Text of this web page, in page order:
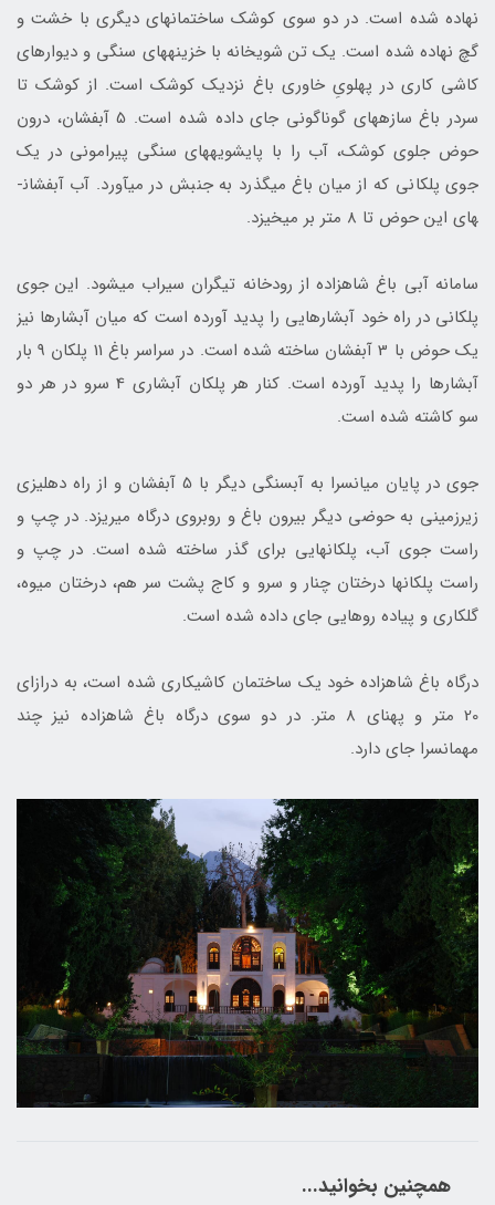
نهاده شده است. در دو سوی کوشک ساختمان­های دیگری با خشت و
گچ نهاده شده است. یک تن‌ شوی­خانه با خزینههای سنگی و دیوارهای
کاشی کاری در پهلویِ خاوری باغ نزدیک کوشک است. از کوشک تا
سردر باغ سازه­های گوناگونی جای داده شده است. 5 آبفشان، درون
حوض جلوی کوشک، آب را با پایشویه­های سنگی پیرامونی در یک
جوی پلکانی که از میان باغ می­گذرد به جنبش در می­آورد. آب آبفشان­
های این حوض تا 8 متر بر می­خیزد.
سامانه آبی باغ شاهزاده از رودخانه تیگران سیراب می­شود. این جوی
پلکانی در راه خود آبشارهایی را پدید آورده است که میان آبشارها نیز
یک حوض با 3 آبفشان ساخته شده است. در سراسر باغ 11 پلکان 9 بار
آبشارها را پدید آورده است. کنار هر پلکان آبشاری 4 سرو در هر دو
سو کاشته شده است.
جوی در پایان میانسرا به آبسنگی دیگر با 5 آبفشان و از راه دهلیزی
زیرزمینی به حوضی دیگر بیرون باغ و روبروی درگاه می­ریزد. در چپ و
راست جوی آب، پلکان­هایی برای گذر ساخته شده است. در چپ و
راست پلکان­ها درختان چنار و سرو و کاج پشت سر هم، درختان میوه،
گلکاری و پیاده­ روهایی جای داده شده است.
درگاه باغ شاهزاده خود یک ساختمان کاشی­کاری شده است، به درازای
20 متر و پهنای 8 متر. در دو سوی درگاه باغ شاهزاده نیز چند
مهمانسرا جای دارد.
همچنین بخوانید...